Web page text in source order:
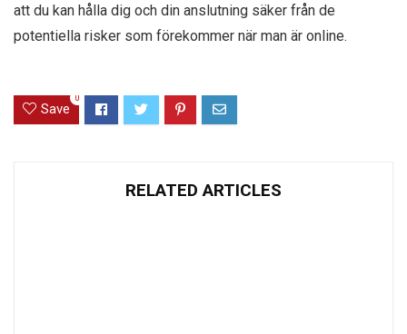
att du kan hålla dig och din anslutning säker från de
potentiella risker som förekommer när man är online.
Save
0
RELATED ARTICLES